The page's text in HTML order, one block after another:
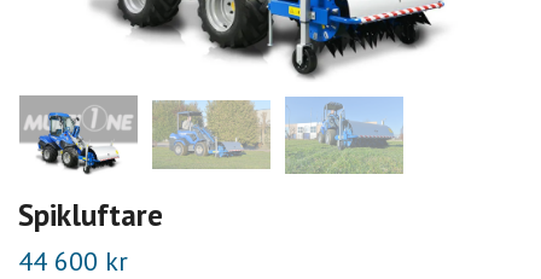
Spikluftare
44 600 kr